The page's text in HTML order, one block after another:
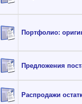
Портфолио:
Предложения
Распродажи